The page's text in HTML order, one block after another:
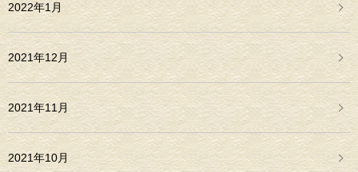
2022年1月
2021年12月
2021年11月
2021年10月